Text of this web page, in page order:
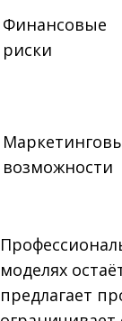
Финансовые
риски
возможности
моделях
предлагает